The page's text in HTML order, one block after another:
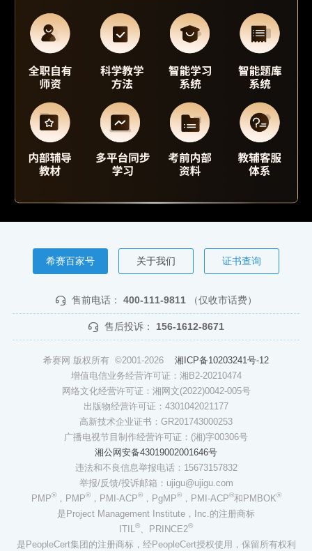
希赛百家号 关于我们 证书查询
售前电话： 400-111-9811 （仅收市话费）
售后投诉： 156-1612-8671
希赛网 版权所有 ©2001-2026 湘ICP备10203241号-12
增值电信业务经营许可证：湘B2-20210474
网络文化经营许可证：湘网文(2022)0042-005号
出版物经营许可证：4301042021177
高新技术企业证书：GR201743000253
广播电视节目制作经营许可证：(湘)字00306号
湘公网安备43019002001646号
违法和不良信息举报电话：15673157832
举报/反馈/投诉邮箱：ujigu@ujigu.com
PMP®，PMP®，PMI-ACP®，PgMP®，PMI-ACP®和PMBOK®
是Project Management Institute，Inc.的注册商标
ITIL
® 、PRINCE2®
是PeopleCert集团的注册商标，经PeopleCert授权使用，保留所有权利